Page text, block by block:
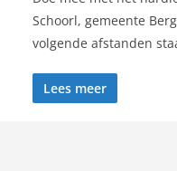
Schoorl, gemeente
volgende afstanden
Lees meer